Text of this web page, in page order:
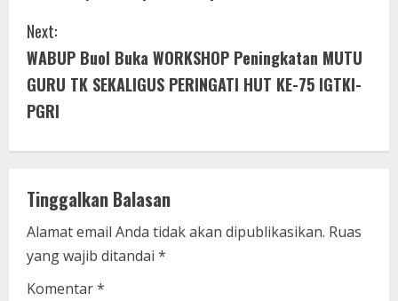
n
t
i
n
u
e
R
e
Next:
WABUP Buol Buka WORKSHOP Peningkatan MUTU
GURU TK SEKALIGUS PERINGATI HUT KE-75 IGTKI-
PGRI
Tinggalkan Balasan
Alamat email Anda tidak akan dipublikasikan. Ruas
yang wajib ditandai *
Komentar*